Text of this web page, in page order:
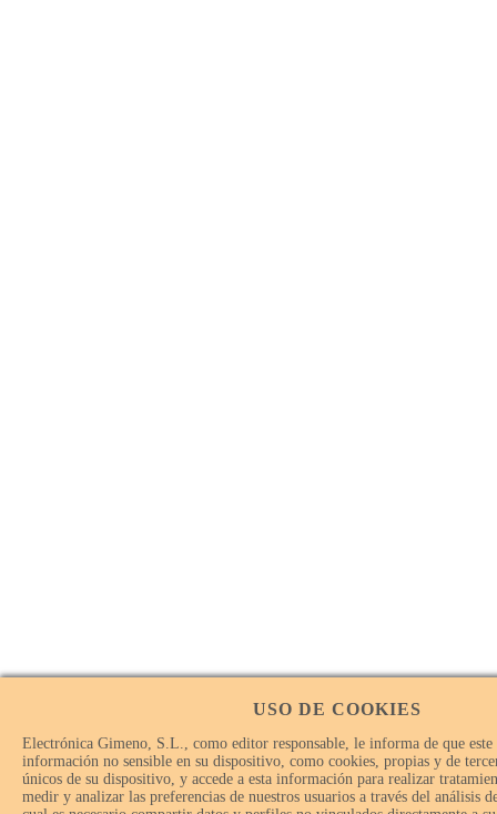
USO DE COOKIES
Electrónica Gimeno, S.L., como editor responsable, le informa de que este
información no sensible en su dispositivo, como cookies, propias y de
únicos de su dispositivo, y accede a esta información para realizar
medir y analizar las preferencias de nuestros usuarios a través del análisis